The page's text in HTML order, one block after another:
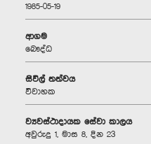
1985-05-19
ආගම
බෞද්ධ
සිවිල් තත්වය
විවාහක
ව්‍යවස්ථාදායක සේවා කාලය
අවුරුදු 1, මාස 8, දින 23